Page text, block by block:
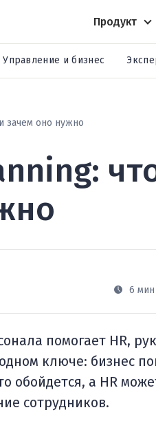
Продукт
Управление и бизнес
зачем оно нужно
6 мин
помогает HR,
ключе: бизнес
обойдется, а HR
сотрудников.